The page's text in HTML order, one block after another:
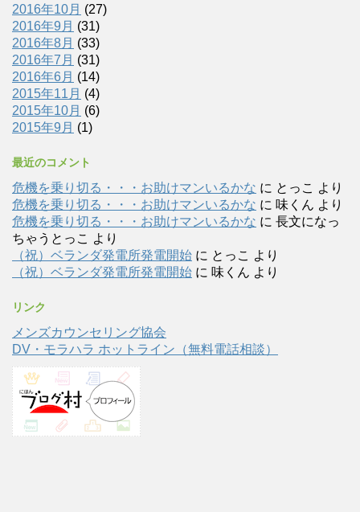
2016年10月 (27)
2016年9月 (31)
2016年8月 (33)
2016年7月 (31)
2016年6月 (14)
2015年11月 (4)
2015年10月 (6)
2015年9月 (1)
最近のコメント
危機を乗り切る・・・お助けマンいるかな に とっこ より
危機を乗り切る・・・お助けマンいるかな に 味くん より
危機を乗り切る・・・お助けマンいるかな に 長文になっ
ちゃうとっこ より
（祝）ベランダ発電所発電開始 に とっこ より
（祝）ベランダ発電所発電開始 に 味くん より
リンク
メンズカウンセリング協会
DV・モラハラ ホットライン（無料電話相談）